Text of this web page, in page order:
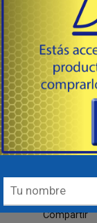
Armería, Tiempo
092 220 107
Lunes a
Av. Agraciada
Prado / Bella
Compartir